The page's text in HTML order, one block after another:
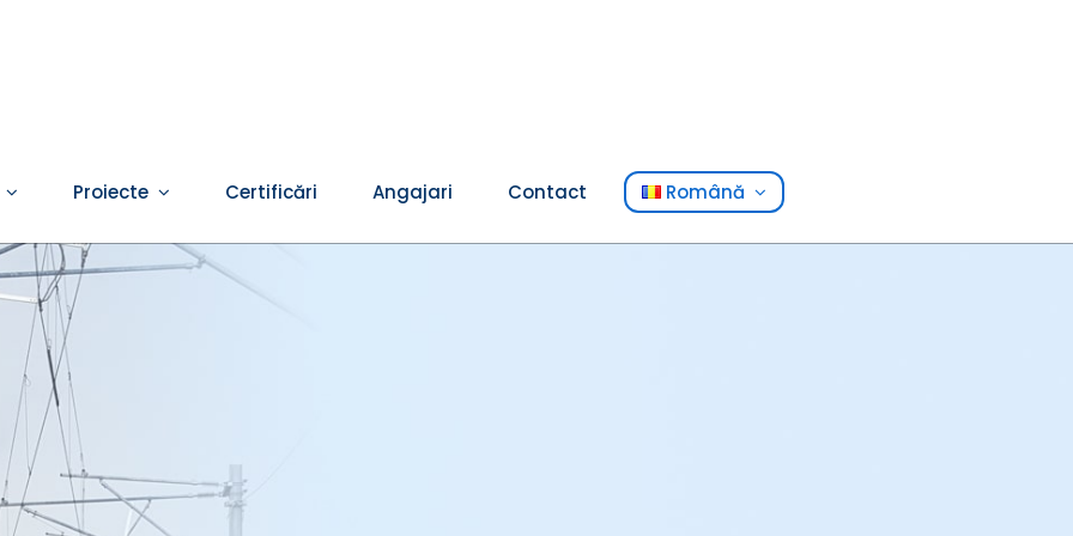
Proiecte Certificări Angajari Contact Română